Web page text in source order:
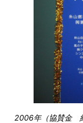
2006年（協賛金